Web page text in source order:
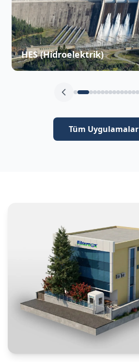
HES (Hidroelektrik)
Tüm Uygulamalar